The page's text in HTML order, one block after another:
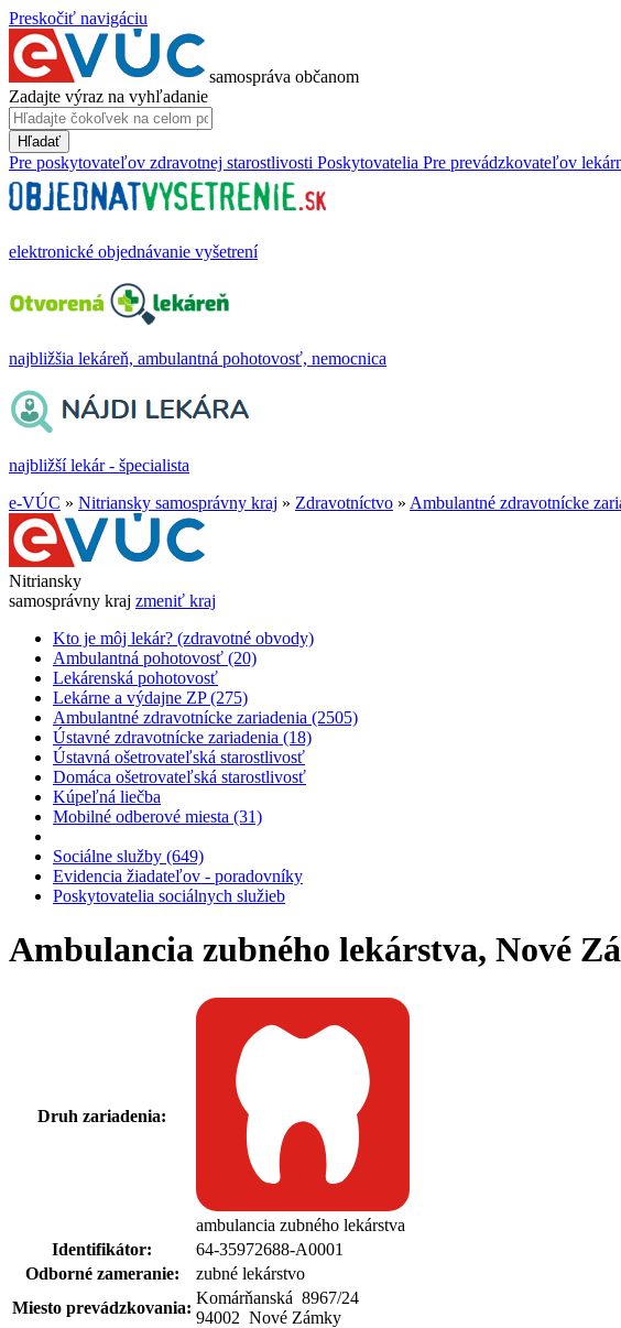
Preskočiť navigáciu
samospráva občanom
Zadajte výraz na vyhľadanie
Hľadať
Pre poskytovateľov zdravotnej starostlivosti Poskytovatelia Pre prevádzkovateľov
elektronické objednávanie vyšetrení
najbližšia lekáreň, ambulantná pohotovosť, nemocnica
najbližší lekár - špecialista
e-VÚC » Nitriansky samosprávny kraj » Zdravotníctvo » Ambulantné zdravotnícke
Nitriansky
samosprávny kraj zmeniť kraj
Kto je môj lekár? (zdravotné obvody)
Ambulantná pohotovosť (20)
Lekárenská pohotovosť
Lekárne a výdajne ZP (275)
Ambulantné zdravotnícke zariadenia (2505)
Ústavné zdravotnícke zariadenia (18)
Ústavná ošetrovateľská starostlivosť
Domáca ošetrovateľská starostlivosť
Kúpeľná liečba
Mobilné odberové miesta (31)
Sociálne služby (649)
Evidencia žiadateľov - poradovníky
Poskytovatelia sociálnych služieb
Ambulancia zubného lekárstva, Nové
Druh zariadenia:
ambulancia zubného lekárstva
Identifikátor:
64-35972688-A0001
Odborné zameranie:
zubné lekárstvo
Miesto prevádzkovania:
Komárňanská 8967/24
94002 Nové Zámky